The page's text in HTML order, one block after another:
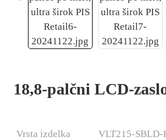
18,8-palčni LCD-
Vrsta izdelka VLT215-SBLD-